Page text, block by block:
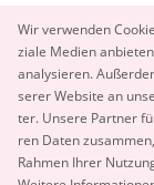
Wir ver­wen­den
zia­le Me­di­en
ana­ly­sie­ren.
se­rer Web­site an
ter. Un­se­re Part­ner
ren Daten
Rah­men Ihrer